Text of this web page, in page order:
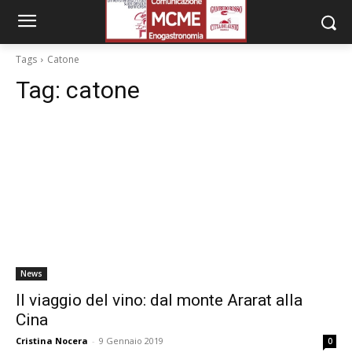
Tags Catone
Tag: catone
News
Il viaggio del vino: dal monte Ararat alla
Cina
Cristina Nocera - 9 Gennaio 2019 0